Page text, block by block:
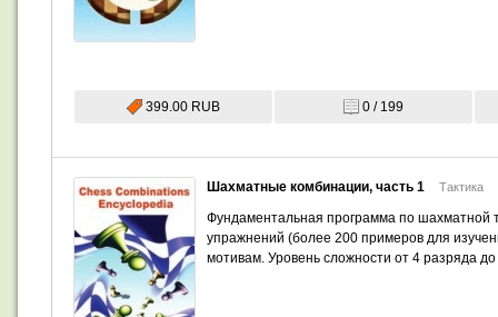
399.00 RUB 0 / 199
Шахматные комбинации, часть 1 Тактика
Фундаментальная программа по шахматной
упражнений (более 200 примеров для
мотивам. Уровень сложности от 4 разряда